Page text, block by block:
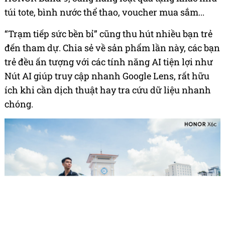
túi tote, bình nước thể thao, voucher mua sắm...
“Trạm tiếp sức bền bỉ” cũng thu hút nhiều bạn trẻ
đến tham dự. Chia sẻ về sản phẩm lần này, các bạn
trẻ đều ấn tượng với các tính năng AI tiện lợi như
Nút AI giúp truy cập nhanh Google Lens, rất hữu
ích khi cần dịch thuật hay tra cứu dữ liệu nhanh
chóng.